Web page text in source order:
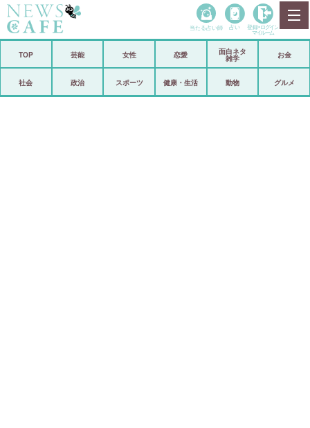
政治
当たる占い師 占い 登録• ログイン
マイルーム
TOP 芸能 女性 恋愛
面白ネタ
雑学
お金
社会 政治 スポーツ 健康・生活 動物 グルメ